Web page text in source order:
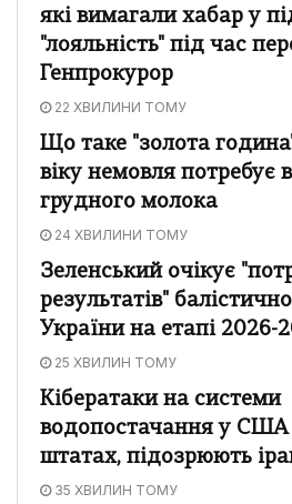
які вимагали хабар у
"лояльність" під час
Генпрокурор
22 ХВИЛИНИ ТОМУ
Що таке "золота
віку немовля потребує
грудного молока
24 ХВИЛИНИ ТОМУ
Зеленський очікує
результатів"
України на етапі 2026-
25 ХВИЛИН ТОМУ
Кібератаки на системи
водопостачання у США
штатах, підозрюють
35 ХВИЛИН ТОМУ